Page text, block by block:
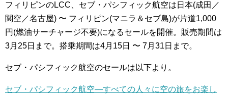
フィリピンのLCC、セブ・パシフィック航空は日本(成田／
関空／名古屋) 〜 フィリピン(マニラ＆セブ島)が片道1,000
円(燃油サーチャージ不要)になるセールを開催。販売期間は
3月25日まで。搭乗期間は4月15日 〜 7月31日まで。
セブ・パシフィック航空のセールは以下より。
セブ・パシフィック航空―すべての人々に空の旅をお楽し